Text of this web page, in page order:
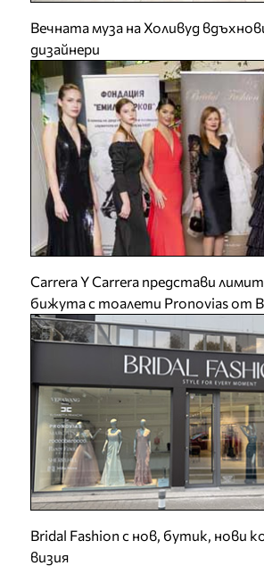
Вечната муза на Холивуд
дизайнери
Carrera Y Carrera представи
бижута с тоалети Pronovias от
Bridal Fashion с нов, бутик, нови
визия